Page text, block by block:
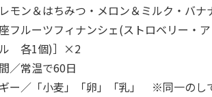
モン＆はちみつ・メロン＆ミルク・バ
フルーツフィナンシェ(ストロベリー・
ル 各1個)］×2
／常温で60日
ー／「小麦」「卵」「乳」 ※同一のし